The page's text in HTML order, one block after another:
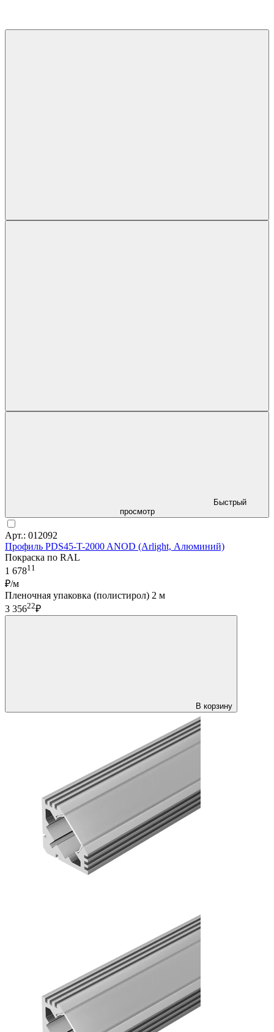
Быстрый
просмотр
Арт.: 012092
Профиль PDS45-T-2000 ANOD (Arlight, Алюминий)
Покраска по RAL
1 67811
₽/м
Пленочная упаковка (полистирол) 2 м
3 35622₽
В корзину